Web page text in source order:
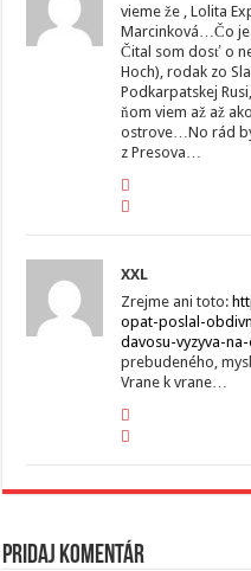
vieme že ‚ Lolita
Marcinková…Čo je
Čital som dosť o
Hoch), rodak zo
Podkarpatskej
ňom viem až až
ostrove…No rád
z Presova…
XXL
Zrejme ani toto:
opat-poslal-
davosu-vyzyva-
prebudeného,
Vrane k vrane…
Pridaj komentár